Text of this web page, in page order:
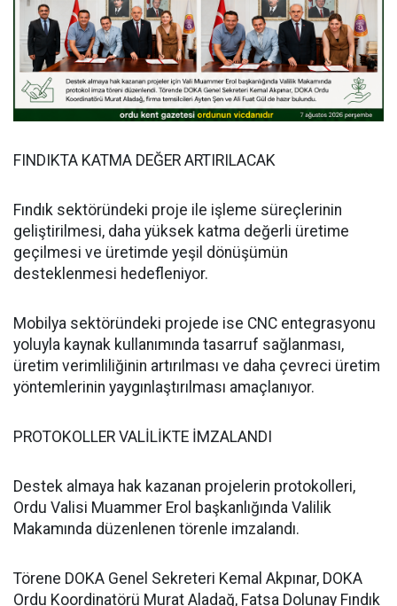
FINDIKTA KATMA DEĞER ARTIRILACAK
Fındık sektöründeki proje ile işleme süreçlerinin
geliştirilmesi, daha yüksek katma değerli üretime
geçilmesi ve üretimde yeşil dönüşümün
desteklenmesi hedefleniyor.
Mobilya sektöründeki projede ise CNC entegrasyonu
yoluyla kaynak kullanımında tasarruf sağlanması,
üretim verimliliğinin artırılması ve daha çevreci üretim
yöntemlerinin yaygınlaştırılması amaçlanıyor.
PROTOKOLLER VALİLİKTE İMZALANDI
Destek almaya hak kazanan projelerin protokolleri,
Ordu Valisi Muammer Erol başkanlığında Valilik
Makamında düzenlenen törenle imzalandı.
Törene DOKA Genel Sekreteri Kemal Akpınar, DOKA
Ordu Koordinatörü Murat Aladağ, Fatsa Dolunay Fındık